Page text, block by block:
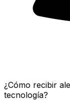
¿Cómo recibir
tecnología?